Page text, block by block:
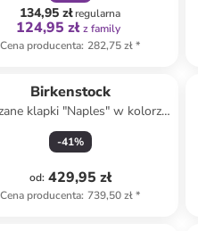
134,95 złregularna
124,95 zł z family
Cena producenta: 282,75 zł*
Birkenstock
klapki "Naples" w kolorze
szarobrązowym
-41%
od: 429,95 zł
Cena producenta: 739,50 zł*